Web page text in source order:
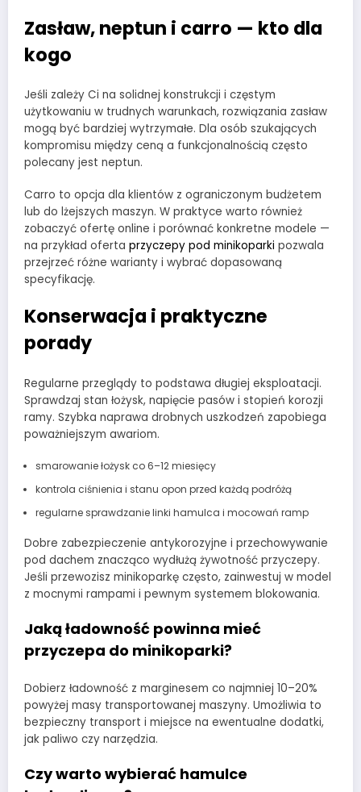
Zasław, neptun i carro — kto dla
kogo
Jeśli zależy Ci na solidnej konstrukcji i częstym
użytkowaniu w trudnych warunkach, rozwiązania zasław
mogą być bardziej wytrzymałe. Dla osób szukających
kompromisu między ceną a funkcjonalnością często
polecany jest neptun.
Carro to opcja dla klientów z ograniczonym budżetem
lub do lżejszych maszyn. W praktyce warto również
zobaczyć ofertę online i porównać konkretne modele —
na przykład oferta przyczepy pod minikoparki pozwala
przejrzeć różne warianty i wybrać dopasowaną
specyfikację.
Konserwacja i praktyczne
porady
Regularne przeglądy to podstawa długiej eksploatacji.
Sprawdzaj stan łożysk, napięcie pasów i stopień korozji
ramy. Szybka naprawa drobnych uszkodzeń zapobiega
poważniejszym awariom.
smarowanie łożysk co 6–12 miesięcy
kontrola ciśnienia i stanu opon przed każdą podróżą
regularne sprawdzanie linki hamulca i mocowań ramp
Dobre zabezpieczenie antykorozyjne i przechowywanie
pod dachem znacząco wydłużą żywotność przyczepy.
Jeśli przewozisz minikoparkę często, zainwestuj w model
z mocnymi rampami i pewnym systemem blokowania.
Jaką ładowność powinna mieć
przyczepa do minikoparki?
Dobierz ładowność z marginesem co najmniej 10–20%
powyżej masy transportowanej maszyny. Umożliwia to
bezpieczny transport i miejsce na ewentualne dodatki,
jak paliwo czy narzędzia.
Czy warto wybierać hamulce